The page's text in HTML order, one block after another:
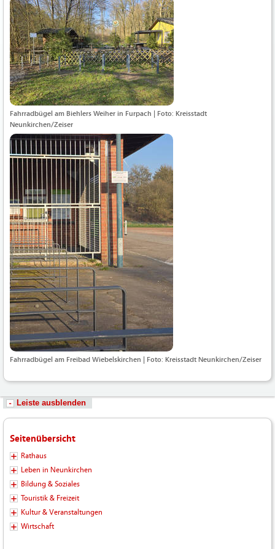
Fahrradbügel am Biehlers Weiher in Furpach | Foto: Kreisstadt
Neunkirchen/Zeiser
Fahrradbügel am Freibad Wiebelskirchen | Foto: Kreisstadt Neunkirchen/Zeiser
Leiste ausblenden
Seitenübersicht
Rathaus
Leben in Neunkirchen
Bildung & Soziales
Touristik & Freizeit
Kultur & Veranstaltungen
Wirtschaft